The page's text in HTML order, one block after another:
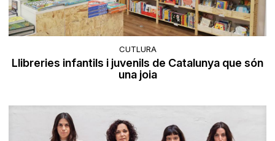
CUTLURA
Llibreries infantils i juvenils de Catalunya que són
una joia